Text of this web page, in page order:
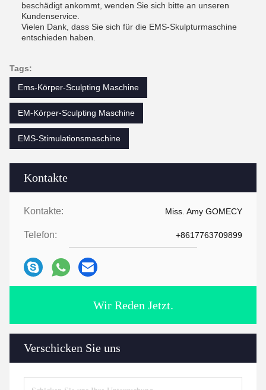
Kontakte
Kontakte: Miss. Amy GOMECY
Telefon: +8617763709899
Wir Reden Jetzt.
Verschicken Sie uns
beschädigt ankommt, wenden Sie sich bitte an unseren
Kundenservice.
Vielen Dank, dass Sie sich für die EMS-Skulpturmaschine
entschieden haben.
Tags:
Ems-Körper-Sculpting Maschine
EM-Körper-Sculpting Maschine
EMS-Stimulationsmaschine